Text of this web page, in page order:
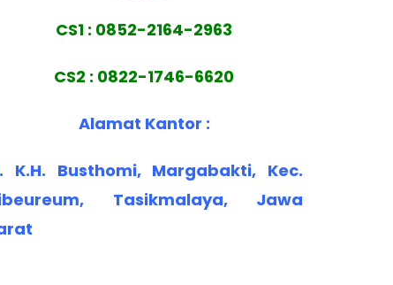
CS1 : 0852-2164-2963
CS2 : 0822-1746-6620
Alamat Kantor :
K.H. Busthomi, Margabakti, Kec.
Tasikmalaya, Jawa